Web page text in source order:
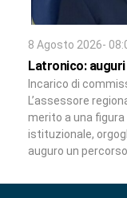
8 Agosto 2026-
Latronico:
Incarico di
L’assessore
merito a una
istituzionale,
auguro un